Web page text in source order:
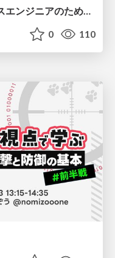
【CEDEC2026】グラフィックスエンジニアのためのニューラルシェーディング入門
0 110